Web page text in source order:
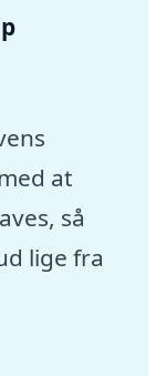
at
så
lige fra